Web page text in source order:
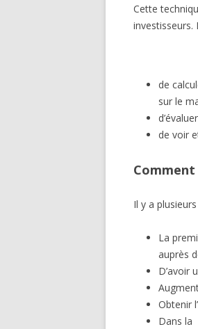
Cette
de
sur le
de voir
Il y a
La
auprès
D’avoir
Obtenir
Dans la